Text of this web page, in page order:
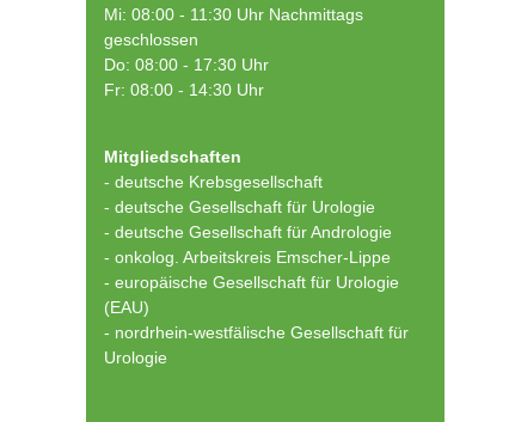
Mi: 08:00 - 11:30 Uhr Nachmittags
geschlossen
Do: 08:00 - 17:30 Uhr
Fr: 08:00 - 14:30 Uhr
Mitgliedschaften
- deutsche Krebsgesellschaft
- deutsche Gesellschaft für Urologie
- deutsche Gesellschaft für Andrologie
- onkolog. Arbeitskreis Emscher-Lippe
- europäische Gesellschaft für Urologie
(EAU)
- nordrhein-westfälische Gesellschaft für
Urologie